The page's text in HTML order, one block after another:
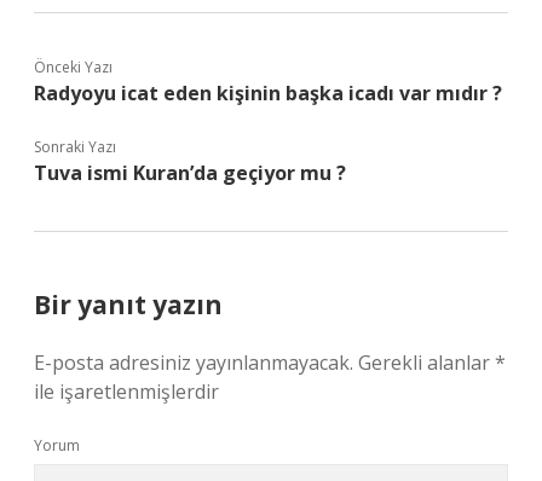
Önceki Yazı
Radyoyu icat eden kişinin başka icadı var mıdır ?
Sonraki Yazı
Tuva ismi Kuran’da geçiyor mu ?
Bir yanıt yazın
E-posta adresiniz yayınlanmayacak. Gerekli alanlar*
ile işaretlenmişlerdir
Yorum